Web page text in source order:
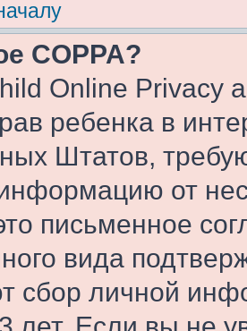
COPPA?
Online Privacy
ребенка в
Штатов,
от
письменное
вида
сбор личной